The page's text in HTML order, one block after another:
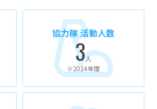
協力隊 活動人数
3人
※2024年度